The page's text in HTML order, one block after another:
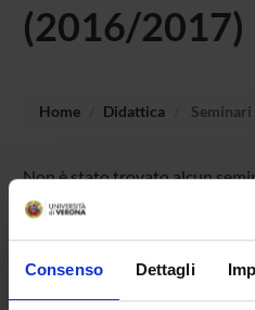
Consenso Dettagli
(2016/2017)
Home Didattica Seminari
Non è stato trovato alcun
all'insegnamento Storia
OFFERTA FORMATIVA